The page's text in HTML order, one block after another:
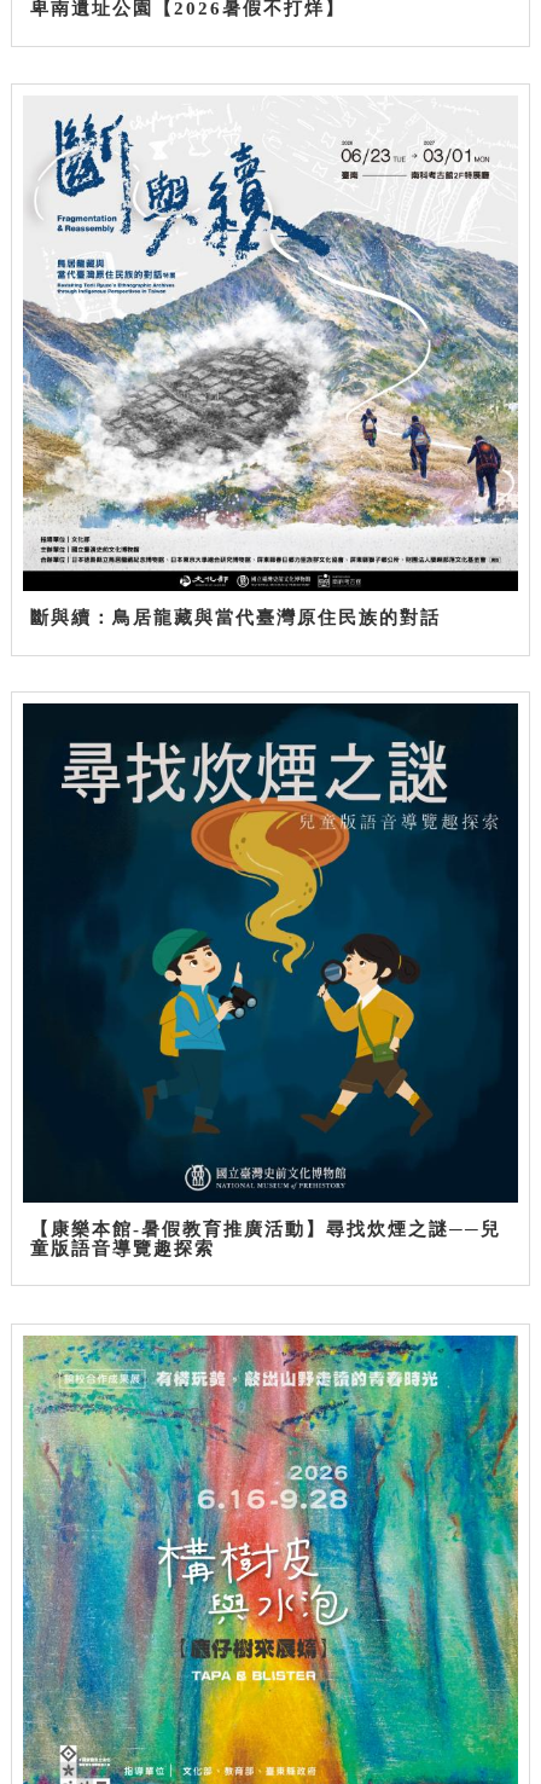
卑南遺址公園【2026暑假不打烊】
斷與續：鳥居龍藏與當代臺灣原住民族的對話
【康樂本館-暑假教育推廣活動】尋找炊煙之謎──兒
童版語音導覽趣探索